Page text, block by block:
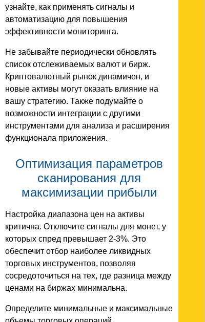
узнайте, как применять сигналы и
автоматизацию для повышения
эффективности мониторинга.
Не забывайте периодически обновлять
список отслеживаемых валют и бирж.
Криптовалютный рынок динамичен, и
новые активы могут оказать влияние на
вашу стратегию. Также подумайте о
возможности интеграции с другими
инструментами для анализа и расширения
функционала приложения.
Оптимизация параметров
сканирования для
максимизации прибыли
Настройка диапазона цен на активы
критична. Отключите сигналы для монет, у
которых спред превышает 2-3%. Это
обеспечит отбор наиболее ликвидных
торговых инструментов, позволяя
сосредоточиться на тех, где разница между
ценами на биржах минимальна.
Определите минимальные и максимальные